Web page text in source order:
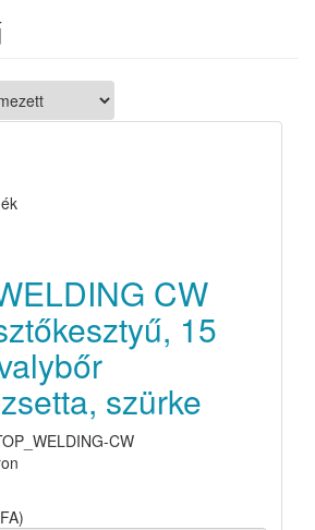
CW
15
szürke
CW
)